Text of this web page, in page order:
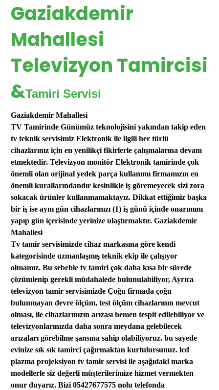
Gaziakdemir
Mahallesi
Televizyon Tamircisi
&Tamiri Servisi
Gaziakdemir Mahallesi
TV Tamirinde Günümüz teknolojisini yakından takip eden
tv teknik servisimiz Elektronik ile ilgili her türlü
cihazlarınız içinen yenilikçi fikirlerle çalışmalarınadevam
etmektedir.Televizyon monitörElektronik tamirinde çok
önemli olan orijinal yedek parça kullanımı firmamızın en
önemli kurallarındandır kesinlikle iş göremeyecek sizi zora
sokacak ürünler kullanmamaktayız.Dikkat ettiğimiz başka
bir iş ise aynı gün cihazlarınızı (1) iş günü içinde onarımını
yapıpgün içerisinde yerinizeulaştırmaktır. Gaziakdemir
Mahallesi
Tv tamir servisimizde cihaz markasına göre kendi
kategorisinde uzmanlaşmış teknikekip ile çalışıyor
olmamız. Busebebletv tamiri çok daha kısa bir sürede
çözümlenip gerekli müdahalede bulunulabiliyor, Ayrıca
televizyon tamir servisimizdeÇoğu firmada çoğu
bulunmayan devre ölçüm, test ölçüm cihazlarının mevcut
olması,ilecihazlarınızın arızası hemen tespit edilebiliyor ve
televizyonlarınızda daha sonra meydana gelebilecek
arızaları görebilme şansına sahip olabiliyoruz.bu sayede
evinize sık sık tamirci çağırmaktan kurtulursunuz. lcd
plazma projeksiyon tv tamir servisiile aşağıdaki marka
modellerle siz değerli müşterilerimize hizmet vermekten
onur duyarız. Bizi 05427677575 nolu telefonda